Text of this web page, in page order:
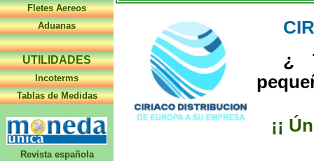
Fletes Aereos
Aduanas
UTILIDADES
Incoterms
Tablas de Medidas
Revista española
¿
¡¡